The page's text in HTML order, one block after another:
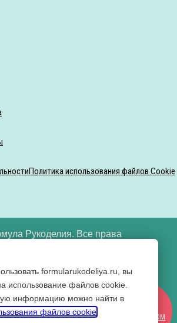
УЧАСТНИКОМ
Политика использования файлов Cookie
Рукоделия. Все права
рукоделия» ИНН 7721640592
Вконтакте
Одноклассники
formularukodeliya.ru, вы
использование файлов cookie.
информацию можно найти в
файлов cookie